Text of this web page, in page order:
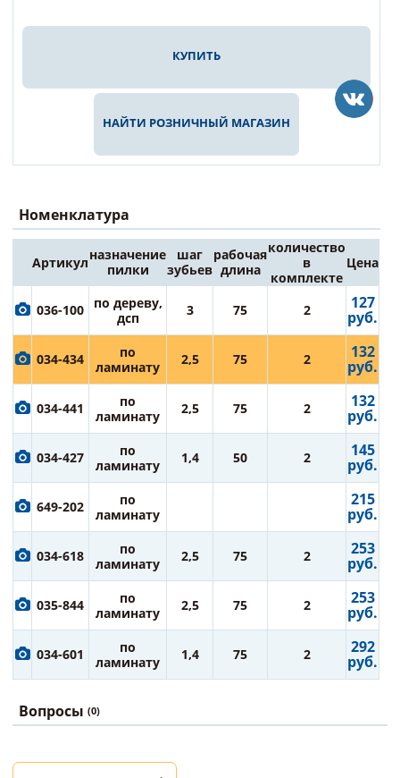
КУПИТЬ
НАЙТИ РОЗНИЧНЫЙ МАГАЗИН
Номенклатура
Артикулназначение
пилки
шаг
зубьев
рабочая
длина
количество
в
комплекте
Цена
036-100
по дереву,
дсп
3 75 2 127
руб.
034-434
по
ламинату
2,5 75 2 132
руб.
034-441
по
ламинату
2,5 75 2 132
руб.
034-427
по
ламинату
1,4 50 2 145
руб.
649-202
по
ламинату
215
руб.
034-618
по
ламинату
2,5 75 2 253
руб.
035-844
по
ламинату
2,5 75 2 253
руб.
034-601
по
ламинату
1,4 75 2 292
руб.
Вопросы (0)